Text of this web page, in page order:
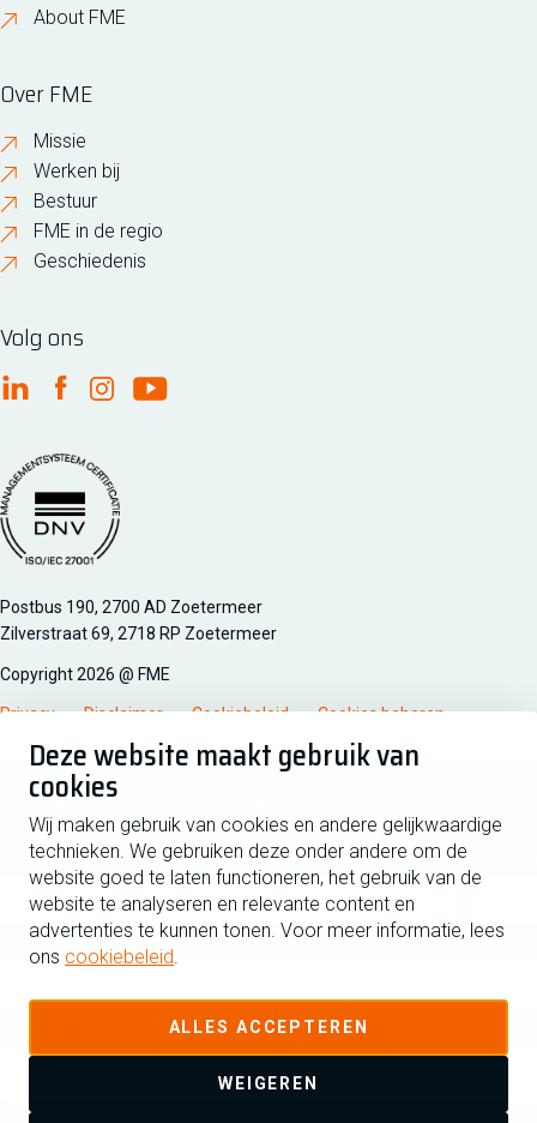
Deze website maakt gebruik van
cookies
Wij maken gebruik van cookies en andere gelijkwaardige
technieken. We gebruiken deze onder andere om de
website goed te laten functioneren, het gebruik van de
website te analyseren en relevante content en
advertenties te kunnen tonen. Voor meer informatie, lees
ons cookiebeleid.
ALLES ACCEPTEREN
WEIGEREN
About FME
Over FME
Missie
Werken bij
Bestuur
FME in de regio
Geschiedenis
Volg ons
FME Linkedin
FME Facebook
FME Instagram
FME Youtube
Managementsyteem certificatie DNV iso/iec 27001
Postbus 190, 2700 AD Zoetermeer
Zilverstraat 69, 2718 RP Zoetermeer
Copyright 2026 @ FME
Privacy Disclaimer Cookiebeleid Cookies beheren
Schrijf je in voor de nieuwsbrief
Voornaam
Achternaam